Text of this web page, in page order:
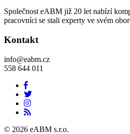
Společnost eABM již 20 let nabízí
pracovníci se stali experty ve svém
Kontakt
info@eabm.cz
558 644 011
© 2026 eABM s.r.o.